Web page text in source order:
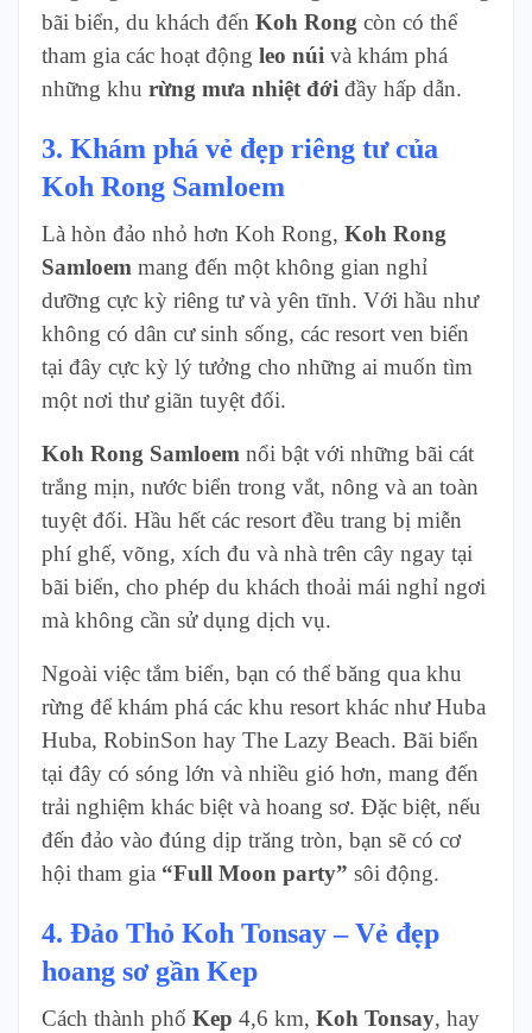
bãi biển, du khách đến Koh Rong còn có thể
tham gia các hoạt động leo núi và khám phá
những khu rừng mưa nhiệt đới đầy hấp dẫn.
3. Khám phá vẻ đẹp riêng tư của
Koh Rong Samloem
Là hòn đảo nhỏ hơn Koh Rong, Koh Rong
Samloem mang đến một không gian nghỉ
dưỡng cực kỳ riêng tư và yên tĩnh. Với hầu như
không có dân cư sinh sống, các resort ven biển
tại đây cực kỳ lý tưởng cho những ai muốn tìm
một nơi thư giãn tuyệt đối.
Koh Rong Samloem nổi bật với những bãi cát
trắng mịn, nước biển trong vắt, nông và an toàn
tuyệt đối. Hầu hết các resort đều trang bị miễn
phí ghế, võng, xích đu và nhà trên cây ngay tại
bãi biển, cho phép du khách thoải mái nghỉ ngơi
mà không cần sử dụng dịch vụ.
Ngoài việc tắm biển, bạn có thể băng qua khu
rừng để khám phá các khu resort khác như Huba
Huba, RobinSon hay The Lazy Beach. Bãi biển
tại đây có sóng lớn và nhiều gió hơn, mang đến
trải nghiệm khác biệt và hoang sơ. Đặc biệt, nếu
đến đảo vào đúng dịp trăng tròn, bạn sẽ có cơ
hội tham gia “Full Moon party” sôi động.
4. Đảo Thỏ Koh Tonsay – Vẻ đẹp
hoang sơ gần Kep
Cách thành phố Kep 4,6 km, Koh Tonsay, hay